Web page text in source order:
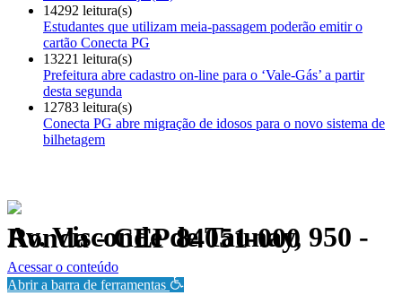
14292 leitura(s)
Estudantes que utilizam meia-passagem poderão emitir o
cartão Conecta PG
13221 leitura(s)
Prefeitura abre cadastro on-line para o ‘Vale-Gás’ a partir
desta segunda
12783 leitura(s)
Conecta PG abre migração de idosos para o novo sistema de
bilhetagem
Av. Visconde de Taunay, 950 - Ronda - CEP 84051-000
Política de Privacidade.
Acessar o conteúdo
Abrir a barra de ferramentas